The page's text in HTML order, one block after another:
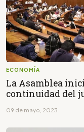
ECONOMÍA
La Asamblea
continuidad del
09 de mayo, 2023